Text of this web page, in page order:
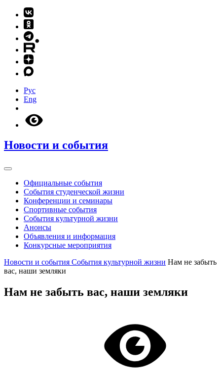
Рус
Eng
Новости и события
Официальные события
События студенческой жизни
Конференции и семинары
Спортивные события
События культурной жизни
Анонсы
Объявления и информация
Конкурсные мероприятия
Новости и события События культурной жизни Нам не забыть
вас, наши земляки
Нам не забыть вас, наши земляки